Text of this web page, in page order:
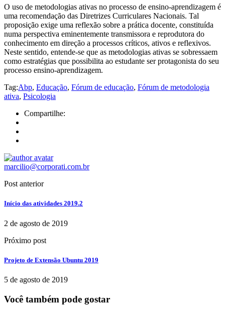
O uso de metodologias ativas no processo de ensino-aprendizagem é
uma recomendação das Diretrizes Curriculares Nacionais. Tal
proposição exige uma reflexão sobre a prática docente, constituída
numa perspectiva eminentemente transmissora e reprodutora do
conhecimento em direção a processos críticos, ativos e reflexivos.
Neste sentido, entende-se que as metodologias ativas se sobressaem
como estratégias que possibilita ao estudante ser protagonista do seu
processo ensino-aprendizagem.
Tag:Abp, Educação, Fórum de educação, Fórum de metodologia
ativa, Psicologia
Compartilhe:
marcilio@corporati.com.br
Post anterior
Início das atividades 2019.2
2 de agosto de 2019
Próximo post
Projeto de Extensão Ubuntu 2019
5 de agosto de 2019
Você também pode gostar